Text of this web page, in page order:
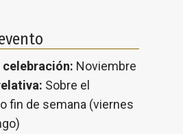
celebración: Noviembre
Sobre el
fin de semana (viernes